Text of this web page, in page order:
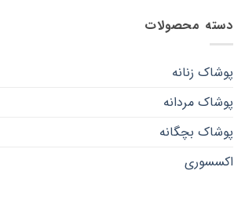
دسته محصولات
پوشاک زنانه
پوشاک مردانه
پوشاک بچگانه
اکسسوری